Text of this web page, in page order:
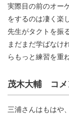
実際目の前のオー
をするのは凄く楽
先生がタクトを振
まだまだ学ばなけ
らもっと練習を重
茂木大輔 コメ
三浦さんはもはや